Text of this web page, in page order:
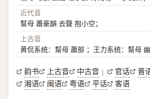
近代音
幫母 蕭豪韻 去聲 抱小空；
上古音
黄侃系统：幫母 蕭部 ；王力系统：幫母 幽
韵书 上古音 中古音 | 官话 晋
湘语
闽语 粤语 平话 客语